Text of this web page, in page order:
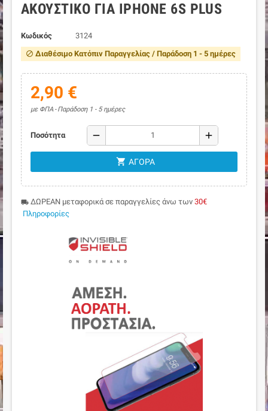
ΑΚΟΥΣΤΙΚΌ ΓΙΑ IPHONE 6S PLUS
Κωδικός 3124
block Διαθέσιμο Κατόπιν Παραγγελίας / Παράδοση 1 - 5 ημέρες
2,90 €
με ΦΠΑ Παράδοση 1 - 5 ημέρες
Ποσότητα remove add
shopping_cart ΑΓΟΡΆ
local_shipping ΔΩΡΕΑΝ μεταφορικά σε παραγγελίες άνω των 30€
Πληροφορίες